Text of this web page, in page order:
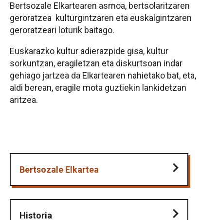
Bertsozale Elkartearen asmoa, bertsolaritzaren
geroratzea kulturgintzaren eta euskalgintzaren
geroratzeari loturik baitago.
Euskarazko kultur adierazpide gisa, kultur
sorkuntzan, eragiletzan eta diskurtsoan indar
gehiago jartzea da Elkartearen nahietako bat, eta,
aldi berean, eragile mota guztiekin lankidetzan
aritzea.
Bertsozale Elkartea
Historia